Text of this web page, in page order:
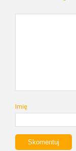
Imię